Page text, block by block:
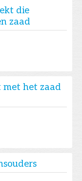
die
zaad
het zaad